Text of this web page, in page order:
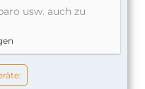
usw. auch zu
müssen wir feste
sind, Arbeiten an
in der Regel